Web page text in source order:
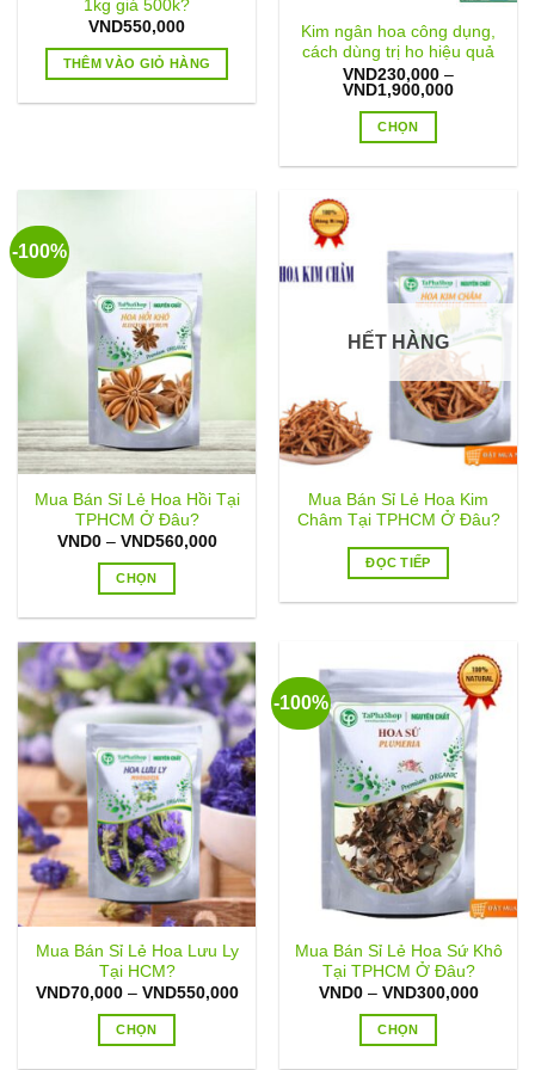
1kg giá 500k?
VND550,000
THÊM VÀO GIỎ HÀNG
Kim ngân hoa công dụng,
cách dùng trị ho hiệu quả
VND230,000 –
VND1,900,000Khoảng
CHỌN
nhiều
biến
thể.
Các
tùy
chọn
có
trên
trang
sản
phẩm
-100%
Mua Bán Sỉ Lẻ Hoa Hồi Tại
TPHCM Ở Đâu?
VND0 – VND560,000Khoảng
VND560,000
CHỌN
này
có
nhiều
thể.
Các
tùy
chọn
có
thể
được
chọn
trên
trang
phẩm
HẾT HÀNG
Mua Bán Sỉ Lẻ Hoa Kim
Châm Tại TPHCM Ở Đâu?
ĐỌC TIẾP
Mua Bán Sỉ Lẻ Hoa Lưu Ly
Tại HCM?
VND70,000 – VND550,000Khoảng
CHỌN
-100%
Mua Bán Sỉ Lẻ Hoa Sứ Khô
Tại TPHCM Ở Đâu?
VND0 – VND300,000Khoảng
CHỌN